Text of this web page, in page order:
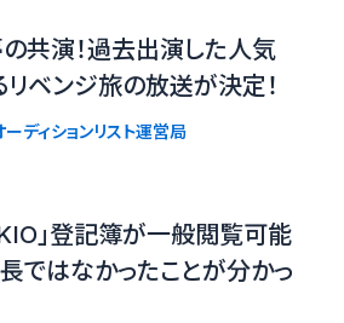
共演！過去出演した人気
リベンジ旅の放送が決定！
ーディションリスト運営局
」登記簿が一般閲覧可能
ではなかったことが分かっ